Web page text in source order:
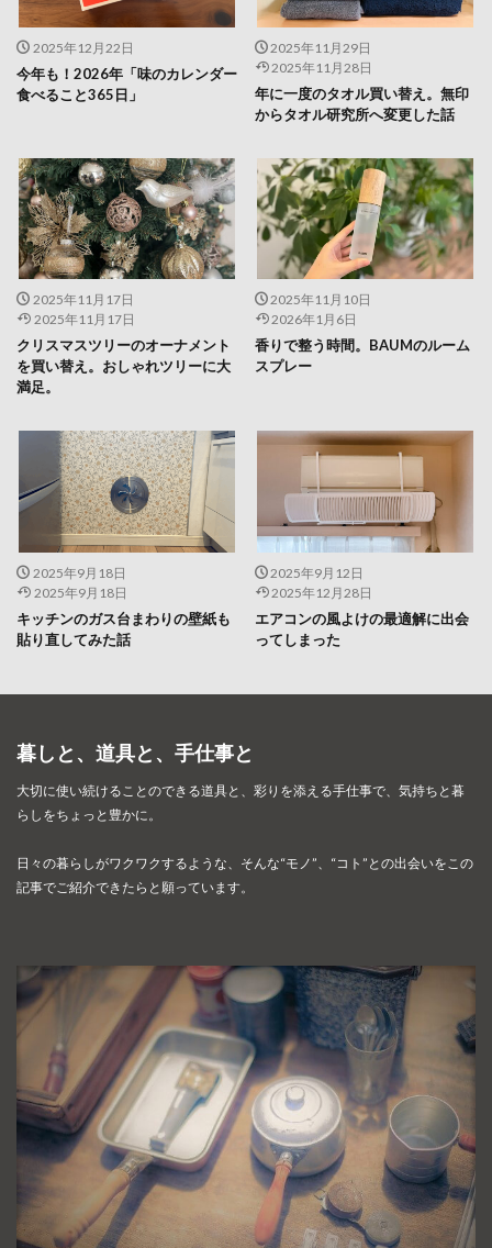
2025年12月22日
今年も！2026年「味のカレンダー
食べること365日」
2025年11月29日
2025年11月28日
年に一度のタオル買い替え。無印
からタオル研究所へ変更した話
2025年11月17日
2025年11月17日
クリスマスツリーのオーナメント
を買い替え。おしゃれツリーに大
満足。
2025年11月10日
2026年1月6日
香りで整う時間。BAUMのルーム
スプレー
2025年9月18日
2025年9月18日
キッチンのガス台まわりの壁紙も
貼り直してみた話
2025年9月12日
2025年12月28日
エアコンの風よけの最適解に出会
ってしまった
暮しと、道具と、手仕事と
大切に使い続けることのできる道具と、彩りを添える手仕事で、 気持ちと暮
らしをちょっと豊かに。
日々の暮らしがワクワクするような、そんな“モノ”、“コト”との出会いをこの
記事でご紹介できたらと願っています。